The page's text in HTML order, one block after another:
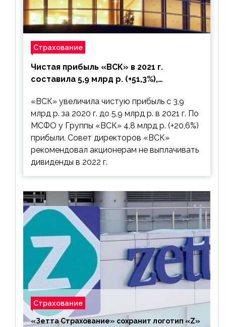
Страхование
Чистая прибыль «ВСК» в 2021 г.
составила 5,9 млрд р. (+51,3%),
выплачивать
«ВСК» увеличила чистую прибыль с 3,9
млрд р. за 2020 г. до 5,9 млрд р. в 2021 г. По
МСФО у Группы «ВСК» 4,8 млрд р. (+20,6%)
прибыли. Совет директоров «ВСК»
рекомендовал акционерам не выплачивать
дивиденды в 2022 г.
Страхование
«Зетта Страхование» сохранит логотип «Z»